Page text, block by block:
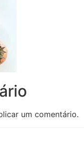
um comentário.